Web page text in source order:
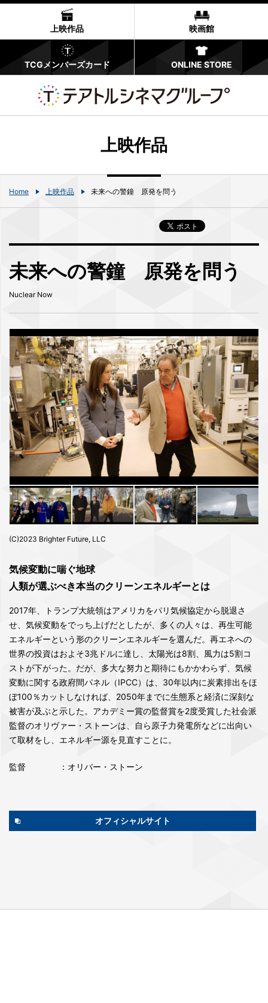
上映作品 映画館
TCGメンバーズカード ONLINE STORE
上映作品
Home 上映作品 未来への警鐘 原発を問う
未来への警鐘 原発を問う
Nuclear Now
(C)2023 Brighter Future, LLC
気候変動に喘ぐ地球
人類が選ぶべき本当のクリーンエネルギーとは
2017年、トランプ大統領はアメリカをパリ気候協定から脱退さ
せ、気候変動をでっち上げだとしたが、多くの人々は、再生可能
エネルギーという形のクリーンエネルギーを選んだ。再エネへの
世界の投資はおよそ3兆ドルに達し、太陽光は8割、風力は5割コ
ストが下がった。だが、多大な努力と期待にもかかわらず、気候
変動に関する政府間パネル（IPCC）は、30年以内に炭素排出をほ
ぼ100％カットしなければ、2050年までに生態系と経済に深刻な
被害が及ぶと示した。アカデミー賞の監督賞を2度受賞した社会派
監督のオリヴァー・ストーンは、自ら原子力発電所などに出向い
て取材をし、エネルギー源を見直すことに。
監督 ：オリバー・ストーン
オフィシャルサイト